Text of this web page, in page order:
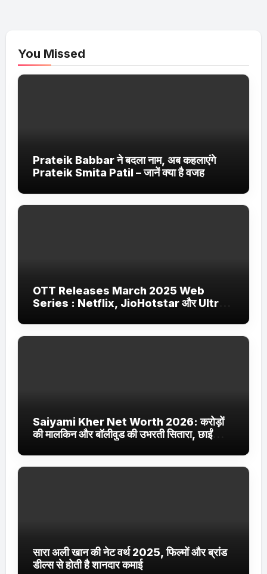
You Missed
Prateik Babbar ने बदला नाम, अब कहलाएंगे
Prateik Smita Patil – जानें क्या है वजह
OTT Releases March 2025 Web
Series : Netflix, JioHotstar और Ultra
Saiyami Kher Net Worth 2026: करोड़ों
की मालकिन और बॉलीवुड की उभरती सितारा, छाईं
सारा अली खान की नेट वर्थ 2025, फिल्मों और ब्रांड
डील्स से होती है शानदार कमाई